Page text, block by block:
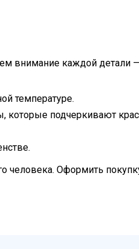
внимание каждой детали
температуре.
подчеркивают
человека. Оформить